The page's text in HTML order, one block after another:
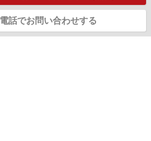
電話でお問い合わせする